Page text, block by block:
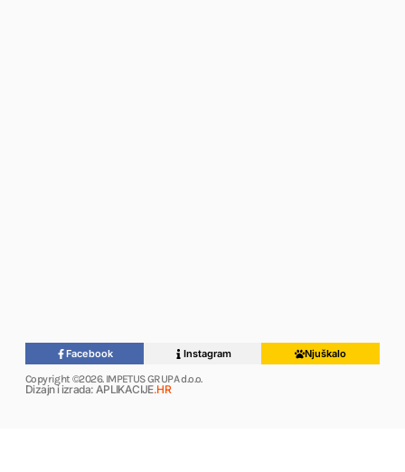
Facebook Instagram
Njuškalo
Copyright ©2026. IMPETUS GRUPA d.o.o.
Dizajn i izrada: APLIKACIJE.HR